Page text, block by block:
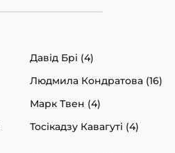
Давід Брі (4)
Людмила Кондратова (16)
Марк Твен (4)
Тосікадзу Кавагуті (4)